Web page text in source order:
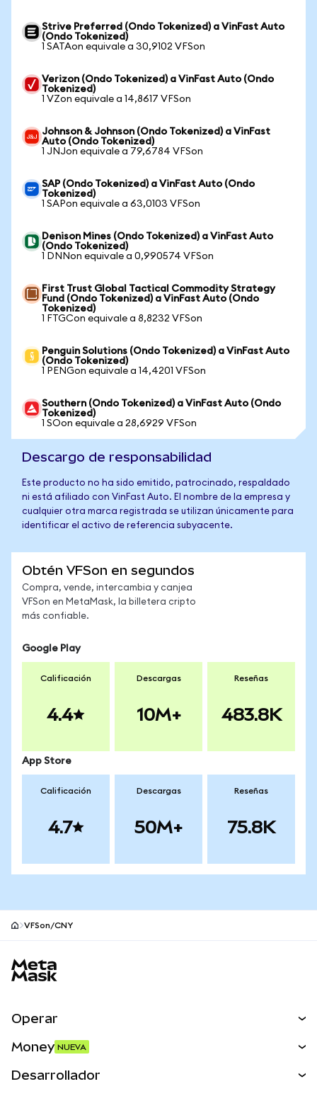
Strive Preferred (Ondo Tokenized) a VinFast Auto
(Ondo Tokenized)
1 SATAon equivale a 30,9102 VFSon
Verizon (Ondo Tokenized) a VinFast Auto (Ondo
Tokenized)
1 VZon equivale a 14,8617 VFSon
Johnson & Johnson (Ondo Tokenized) a VinFast
Auto (Ondo Tokenized)
1 JNJon equivale a 79,6784 VFSon
SAP (Ondo Tokenized) a VinFast Auto (Ondo
Tokenized)
1 SAPon equivale a 63,0103 VFSon
Denison Mines (Ondo Tokenized) a VinFast Auto
(Ondo Tokenized)
1 DNNon equivale a 0,990574 VFSon
First Trust Global Tactical Commodity Strategy
Fund (Ondo Tokenized) a VinFast Auto (Ondo
Tokenized)
1 FTGCon equivale a 8,8232 VFSon
Penguin Solutions (Ondo Tokenized) a VinFast Auto
(Ondo Tokenized)
1 PENGon equivale a 14,4201 VFSon
Southern (Ondo Tokenized) a VinFast Auto (Ondo
Tokenized)
1 SOon equivale a 28,6929 VFSon
Descargo de responsabilidad
Este producto no ha sido emitido, patrocinado, respaldado
ni está afiliado con VinFast Auto. El nombre de la empresa y
cualquier otra marca registrada se utilizan únicamente para
identificar el activo de referencia subyacente.
Obtén VFSon en segundos
Compra, vende, intercambia y canjea
VFSon en MetaMask, la billetera cripto
más confiable.
Google Play
Calificación
4.4
Descargas
10M+
Reseñas
483.8K
App Store
Calificación
4.7
Descargas
50M+
Reseñas
75.8K
VFSon/CNY
Operar
Money NUEVA
Desarrollador